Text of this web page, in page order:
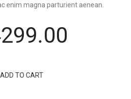
enim magna parturient aenean.
ADD TO CART